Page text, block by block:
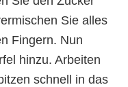
Sie alles
Fingern. Nun
hinzu. Arbeiten
schnell in das